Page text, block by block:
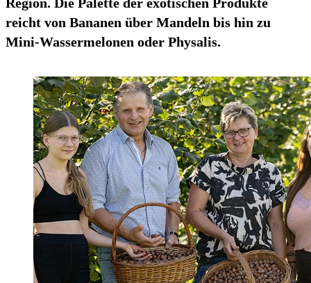
reicht von Bananen über Mandeln bis hin zu
Mini-Wassermelonen oder Physalis.